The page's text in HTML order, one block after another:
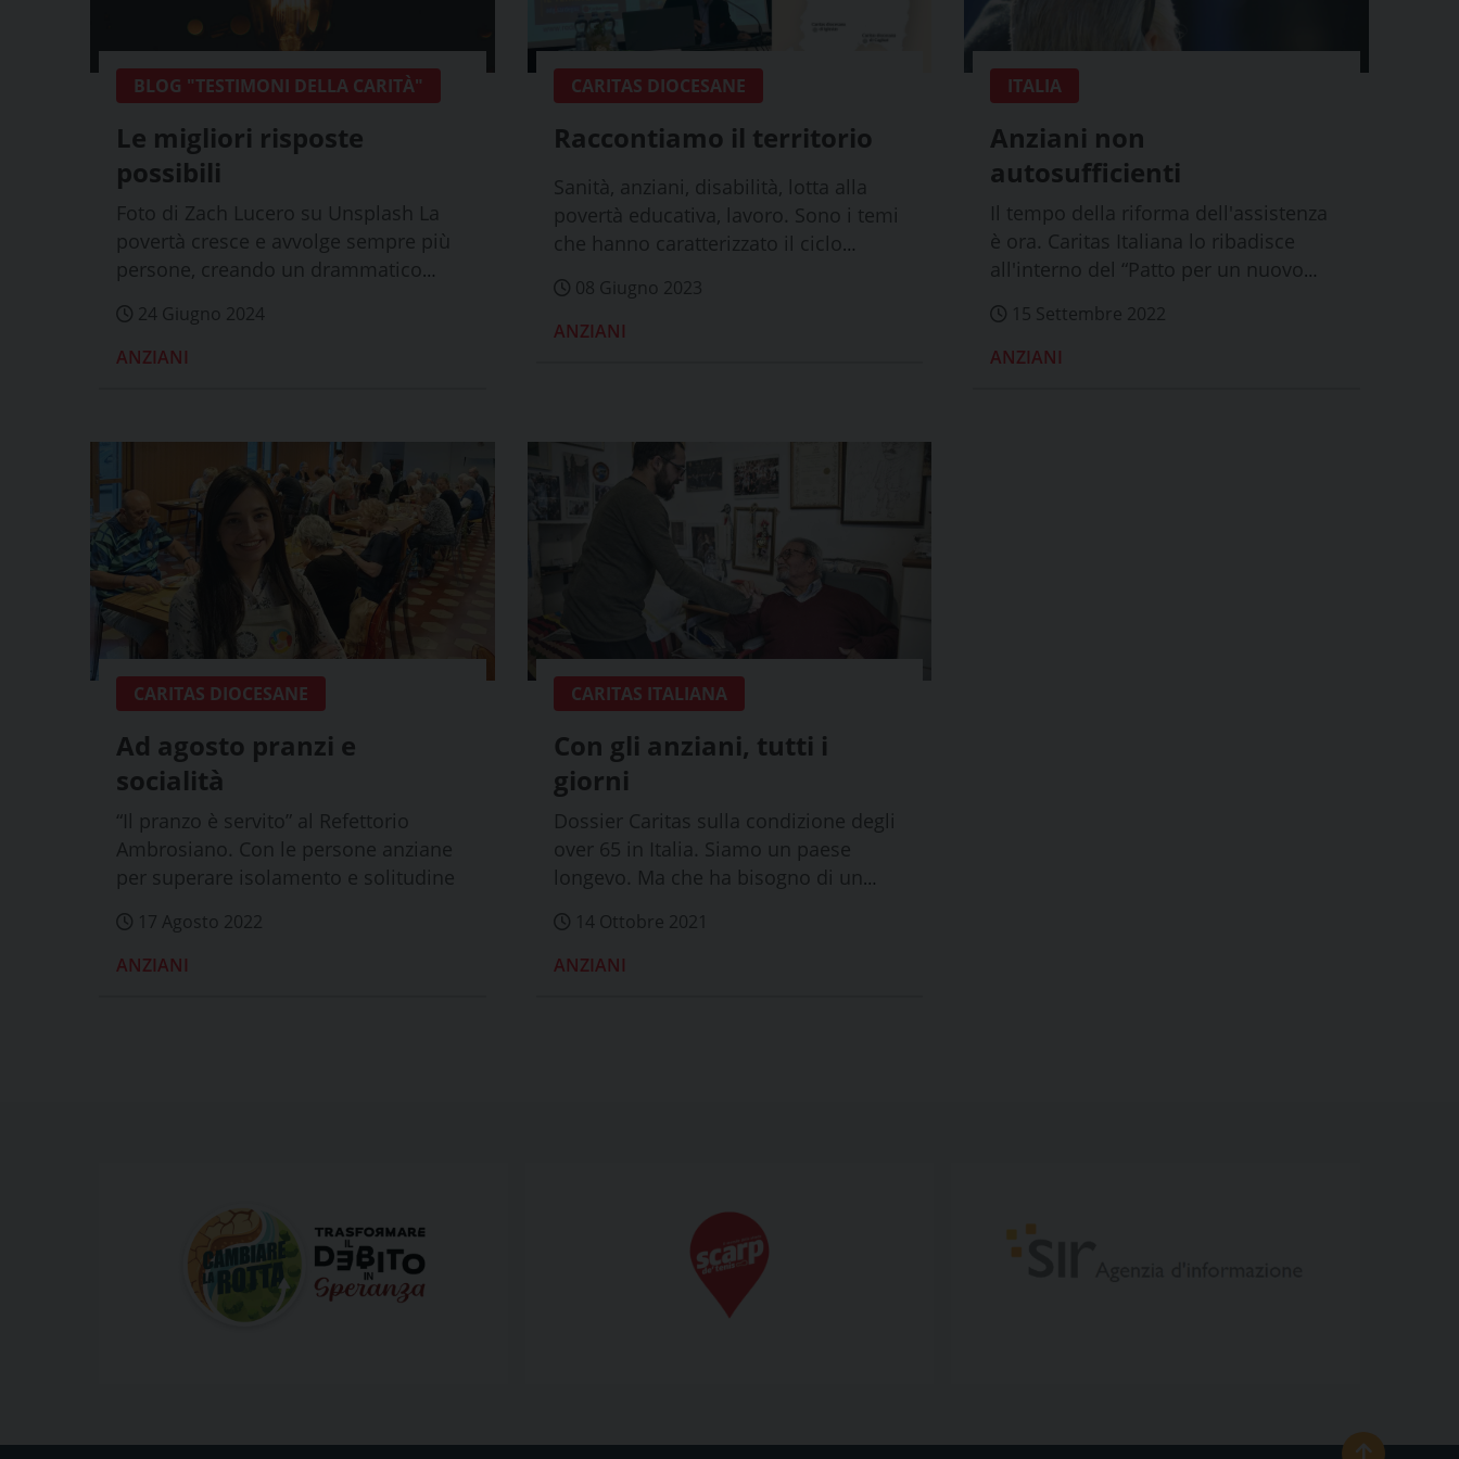
BLOG "TESTIMONI DELLA CARITÀ"
Le migliori risposte
possibili
Foto di Zach Lucero su Unsplash La
povertà cresce e avvolge sempre più
persone, creando un drammatico
24 Giugno 2024
ANZIANI
CARITAS DIOCESANE
Raccontiamo il territorio
Sanità, anziani, disabilità, lotta alla
povertà educativa, lavoro. Sono i temi
che hanno caratterizzato il ciclo
08 Giugno 2023
ANZIANI
ITALIA
Anziani non
autosufficienti
Il tempo della riforma dell'assistenza
è ora. Caritas Italiana lo ribadisce
all'interno del “Patto per un nuovo
15 Settembre 2022
ANZIANI
CARITAS DIOCESANE
Ad agosto pranzi e
socialità
“Il pranzo è servito” al Refettorio
Ambrosiano. Con le persone anziane
per superare isolamento e solitudine
17 Agosto 2022
ANZIANI
CARITAS ITALIANA
Con gli anziani, tutti i
giorni
Dossier Caritas sulla condizione degli
over 65 in Italia. Siamo un paese
longevo. Ma che ha bisogno di un
14 Ottobre 2021
ANZIANI